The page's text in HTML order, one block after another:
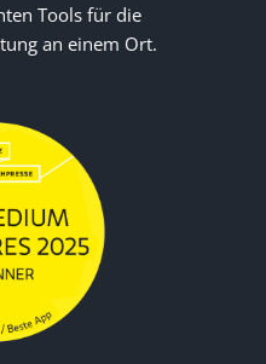
Tools für die
an einem Ort.